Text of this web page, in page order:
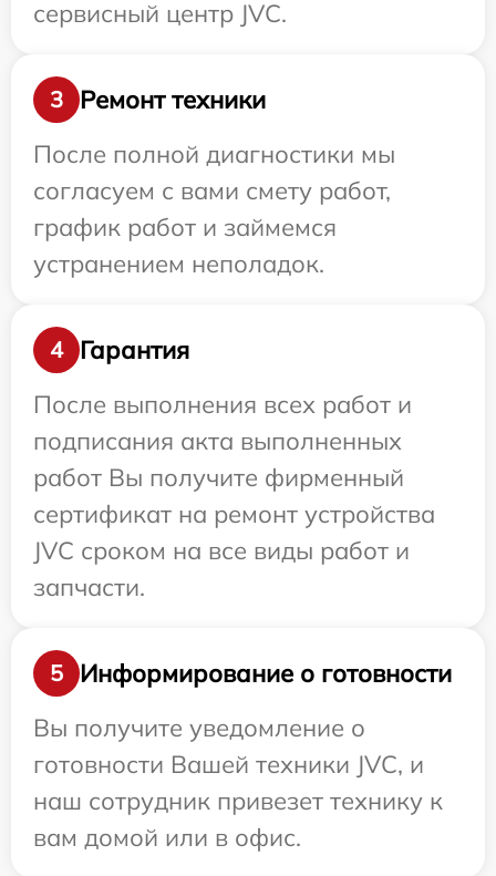
сервисный центр JVC.
3
Ремонт техники
После полной диагностики мы
согласуем с вами смету работ,
график работ и займемся
устранением неполадок.
4
Гарантия
После выполнения всех работ и
подписания акта выполненных
работ Вы получите фирменный
сертификат на ремонт устройства
JVC сроком на все виды работ и
запчасти.
5
Информирование о готовности
Вы получите уведомление о
готовности Вашей техники JVC, и
наш сотрудник привезет технику к
вам домой или в офис.